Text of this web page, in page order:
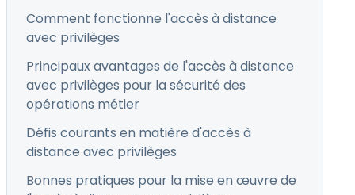
Comment fonctionne l'accès à distance
avec privilèges
Principaux avantages de l'accès à distance
avec privilèges pour la sécurité des
opérations métier
Défis courants en matière d'accès à
distance avec privilèges
Bonnes pratiques pour la mise en œuvre de